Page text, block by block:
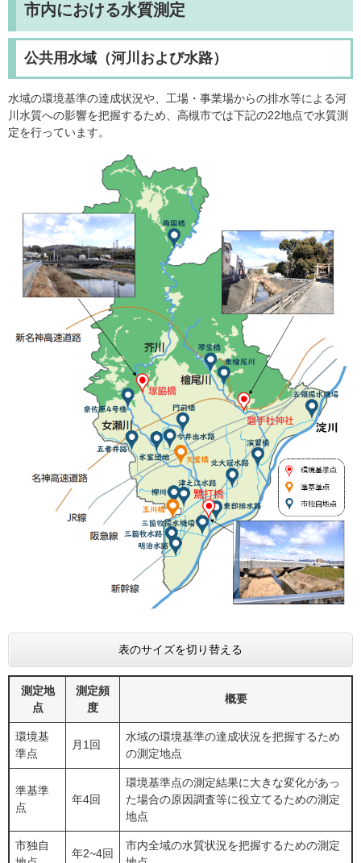
市内における水質測定
公共用水域（河川および水路）
水域の環境基準の達成状況や、工場・事業場からの排水等による河
川水質への影響を把握するため、高槻市では下記の22地点で水質測
定を行っています。
表のサイズを切り替える
測定地
点
測定頻
度
概要
環境基
準点
月1回
水域の環境基準の達成状況を把握するため
の測定地点
準基準
点
年4回
環境基準点の測定結果に大きな変化があっ
た場合の原因調査等に役立てるための測定
地点
市独自
年2~4回
市内全域の水質状況を把握するための測定